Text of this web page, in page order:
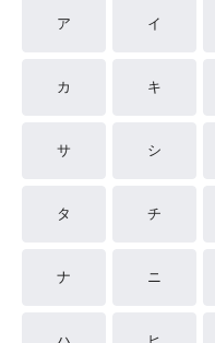
ア イ
カ キ
サ シ
タ チ
ナ ニ